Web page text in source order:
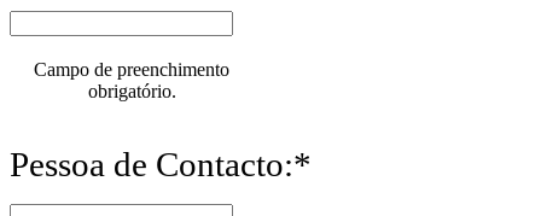
Campo de preenchimento
obrigatório.
Pessoa de Contacto:*